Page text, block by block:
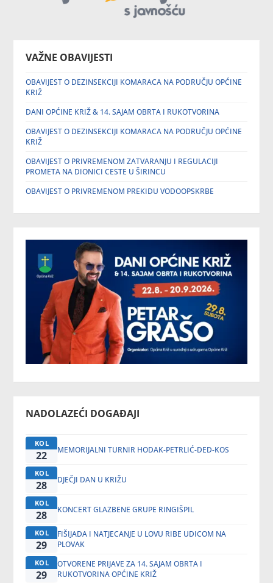
VAŽNE OBAVIJESTI
OBAVIJEST O DEZINSEKCIJI KOMARACA NA PODRUČJU OPĆINE
KRIŽ
DANI OPĆINE KRIŽ & 14. SAJAM OBRTA I RUKOTVORINA
OBAVIJEST O DEZINSEKCIJI KOMARACA NA PODRUČJU OPĆINE
KRIŽ
OBAVIJEST O PRIVREMENOM ZATVARANJU I REGULACIJI
PROMETA NA DIONICI CESTE U ŠIRINCU
OBAVIJEST O PRIVREMENOM PREKIDU VODOOPSKRBE
NADOLAZEĆI DOGAĐAJI
KOL
22 MEMORIJALNI TURNIR HODAK-PETRLIĆ-DED-KOS
KOL
28 DJEČJI DAN U KRIŽU
KOL
28 KONCERT GLAZBENE GRUPE RINGIŠPIL
KOL
29
FIŠIJADA I NATJECANJE U LOVU RIBE UDICOM NA
PLOVAK
KOL
29
OTVORENE PRIJAVE ZA 14. SAJAM OBRTA I
RUKOTVORINA OPĆINE KRIŽ